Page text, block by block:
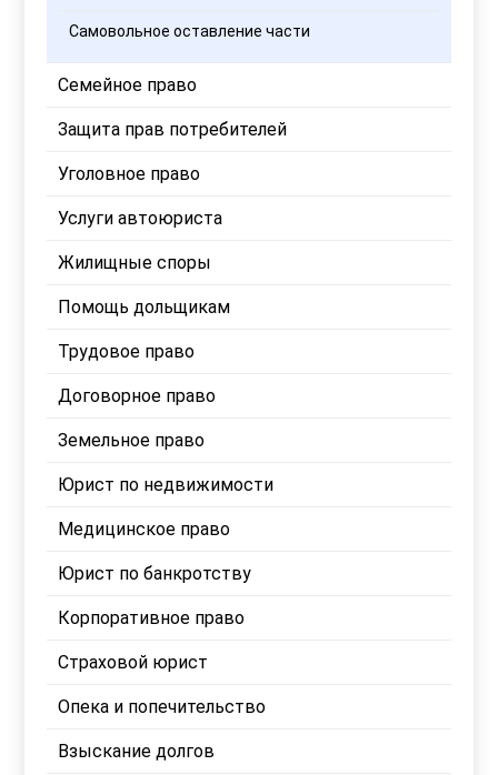
Самовольное оставление части
Семейное право
Защита прав потребителей
Уголовное право
Услуги автоюриста
Жилищные споры
Помощь дольщикам
Трудовое право
Договорное право
Земельное право
Юрист по недвижимости
Медицинское право
Юрист по банкротству
Корпоративное право
Страховой юрист
Опека и попечительство
Взыскание долгов